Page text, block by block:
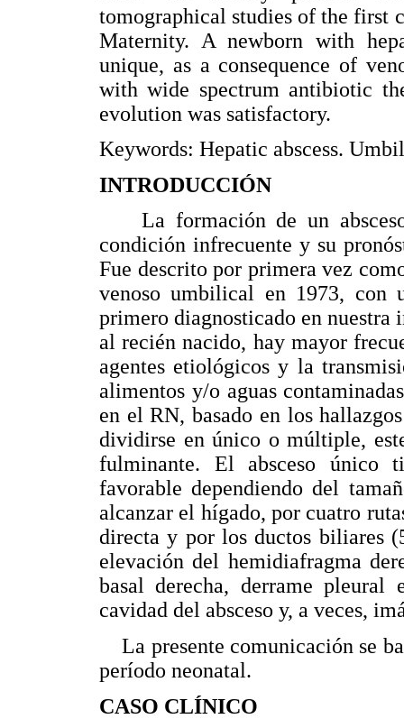
tomographical studies of the first
Maternity. A newborn with
unique, as a consequence of
with wide spectrum antibiotic
evolution was satisfactory.
Keywords: Hepatic abscess.
INTRODUCCIÓN
La formación de un absceso
condición infrecuente y su
Fue descrito por primera vez
venoso umbilical en 1973, con
primero diagnosticado en nuestra
al recién nacido, hay mayor
agentes etiológicos y la
alimentos y/o aguas
en el RN, basado en los
dividirse en único o múltiple,
fulminante. El absceso único
favorable dependiendo del
alcanzar el hígado, por cuatro
directa y por los ductos biliares
elevación del hemidiafragma
basal derecha, derrame
cavidad del absceso y, a veces,
La presente comunicación se
período neonatal.
CASO CLÍNICO